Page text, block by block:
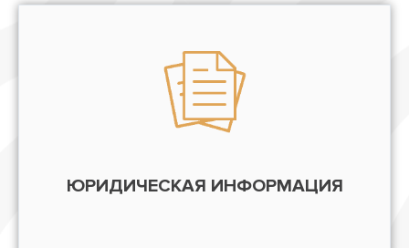
ЮРИДИЧЕСКАЯ ИНФОРМАЦИЯ